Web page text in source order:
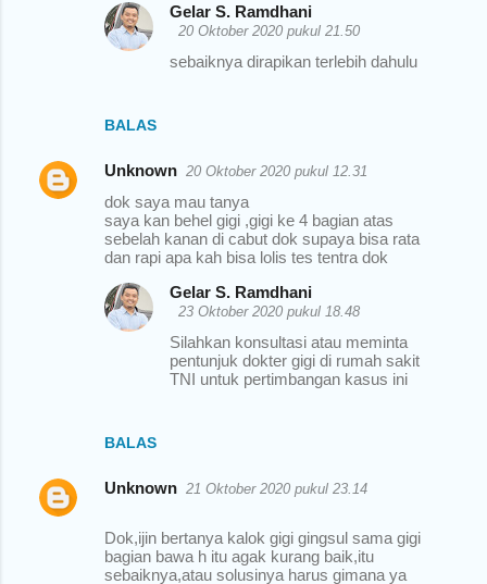
BALAS
Gelar S. Ramdhani
20 Oktober 2020 pukul 21.50
sebaiknya dirapikan terlebih dahulu
Unknown 20 Oktober 2020 pukul 12.31
dok saya mau tanya
saya kan behel gigi ,gigi ke 4 bagian atas
sebelah kanan di cabut dok supaya bisa rata
dan rapi apa kah bisa lolis tes tentra dok
BALAS
Gelar S. Ramdhani
23 Oktober 2020 pukul 18.48
Silahkan konsultasi atau meminta
pentunjuk dokter gigi di rumah sakit
TNI untuk pertimbangan kasus ini
Unknown 21 Oktober 2020 pukul 23.14
Dok,ijin bertanya kalok gigi gingsul sama gigi
bagian bawa h itu agak kurang baik,itu
sebaiknya,atau solusinya harus gimana ya